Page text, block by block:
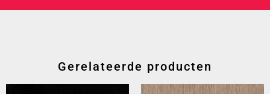
Gerelateerde producten